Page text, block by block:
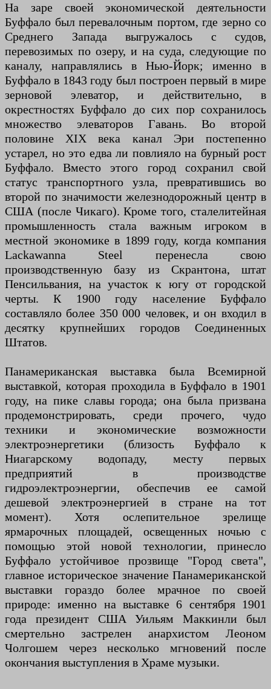
На заре своей экономической деятельности
Буффало был перевалочным портом, где зерно со
Среднего Запада выгружалось с судов,
перевозимых по озеру, и на суда, следующие по
каналу, направлялись в Нью-Йорк; именно в
Буффало в 1843 году был построен первый в мире
зерновой элеватор, и действительно, в
окрестностях Буффало до сих пор сохранилось
множество элеваторов Гавань. Во второй
половине XIX века канал Эри постепенно
устарел, но это едва ли повлияло на бурный рост
Буффало. Вместо этого город сохранил свой
статус транспортного узла, превратившись во
второй по значимости железнодорожный центр в
США (после Чикаго). Кроме того, сталелитейная
промышленность стала важным игроком в
местной экономике в 1899 году, когда компания
Lackawanna Steel перенесла свою
производственную базу из Скрантона, штат
Пенсильвания, на участок к югу от городской
черты. К 1900 году население Буффало
составляло более 350 000 человек, и он входил в
десятку крупнейших городов Соединенных
Штатов.
Панамериканская выставка была Всемирной
выставкой, которая проходила в Буффало в 1901
году, на пике славы города; она была призвана
продемонстрировать, среди прочего, чудо
техники и экономические возможности
электроэнергетики (близость Буффало к
Ниагарскому водопаду, месту первых
предприятий в производстве
гидроэлектроэнергии, обеспечив ее самой
дешевой электроэнергией в стране на тот
момент). Хотя ослепительное зрелище
ярмарочных площадей, освещенных ночью с
помощью этой новой технологии, принесло
Буффало устойчивое прозвище "Город света",
главное историческое значение Панамериканской
выставки гораздо более мрачное по своей
природе: именно на выставке 6 сентября 1901
года президент США Уильям Маккинли был
смертельно застрелен анархистом Леоном
Чолгошем через несколько мгновений после
окончания выступления в Храме музыки.